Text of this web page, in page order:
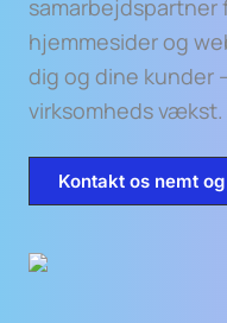
hjemmesider og
dig og dine kunder
virksomheds vækst.
Kontakt os nemt